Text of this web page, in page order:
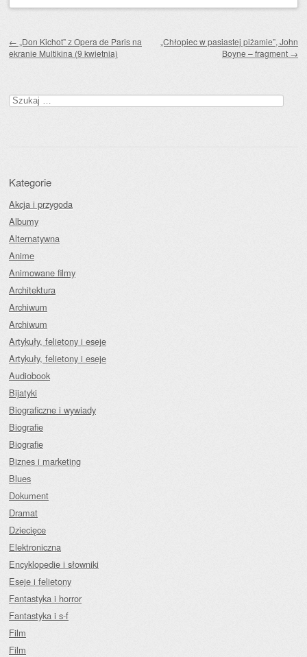
← „Don Kichot” z Opera de Paris na
ekranie Multikina (9 kwietnia)
„Chłopiec w pasiastej piżamie”, John
Boyne – fragment →
Szukaj:
Kategorie
Akcja i przygoda
Albumy
Alternatywna
Anime
Animowane filmy
Architektura
Archiwum
Archiwum
Artykuły, felietony i eseje
Artykuły, felietony i eseje
Audiobook
Bijatyki
Biograficzne i wywiady
Biografie
Biografie
Biznes i marketing
Blues
Dokument
Dramat
Dziecięce
Elektroniczna
Encyklopedie i słowniki
Eseje i felietony
Fantastyka i horror
Fantastyka i s-f
Film
Film